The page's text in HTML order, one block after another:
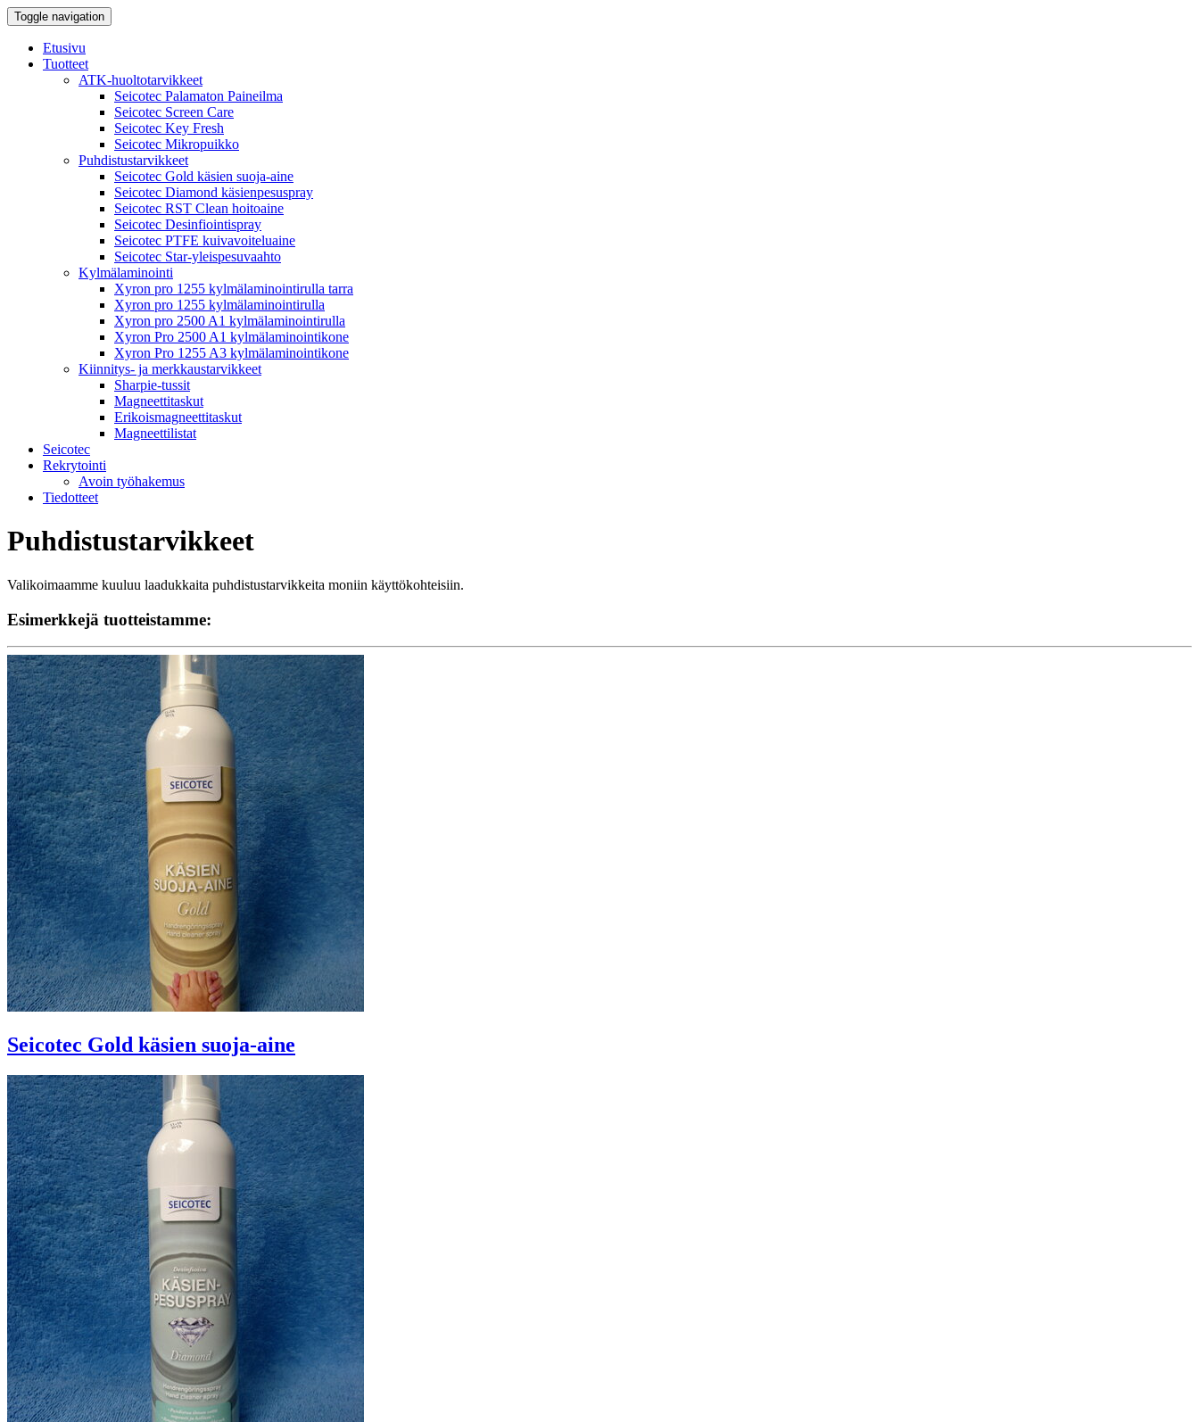
Toggle navigation
Etusivu
Tuotteet
ATK-huoltotarvikkeet
Seicotec Palamaton Paineilma
Seicotec Screen Care
Seicotec Key Fresh
Seicotec Mikropuikko
Puhdistustarvikkeet
Seicotec Gold käsien suoja-aine
Seicotec Diamond käsienpesuspray
Seicotec RST Clean hoitoaine
Seicotec Desinfiointispray
Seicotec PTFE kuivavoiteluaine
Seicotec Star-yleispesuvaahto
Kylmälaminointi
Xyron pro 1255 kylmälaminointirulla tarra
Xyron pro 1255 kylmälaminointirulla
Xyron pro 2500 A1 kylmälaminointirulla
Xyron Pro 2500 A1 kylmälaminointikone
Xyron Pro 1255 A3 kylmälaminointikone
Kiinnitys- ja merkkaustarvikkeet
Sharpie-tussit
Magneettitaskut
Erikoismagneettitaskut
Magneettilistat
Seicotec
Rekrytointi
Avoin työhakemus
Tiedotteet
Puhdistustarvikkeet
Valikoimaamme kuuluu laadukkaita puhdistustarvikkeita moniin käyttökohteisiin.
Esimerkkejä tuotteistamme:
Seicotec Gold käsien suoja-aine